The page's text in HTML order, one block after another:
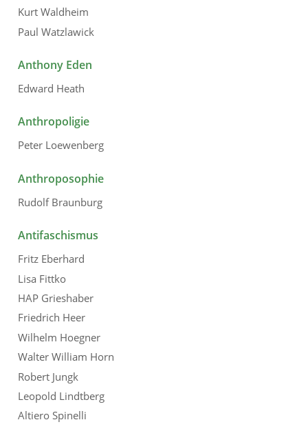
Kurt Waldheim
Paul Watzlawick
Anthony Eden
Edward Heath
Anthropoligie
Peter Loewenberg
Anthroposophie
Rudolf Braunburg
Antifaschismus
Fritz Eberhard
Lisa Fittko
HAP Grieshaber
Friedrich Heer
Wilhelm Hoegner
Walter William Horn
Robert Jungk
Leopold Lindtberg
Altiero Spinelli